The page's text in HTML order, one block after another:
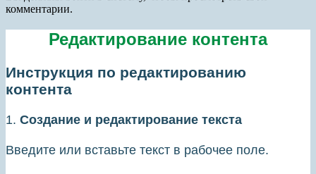
комментарии.
Редактирование контента
Инструкция по редактированию
контента
1. Создание и редактирование текста
Введите или вставьте текст в рабочее поле.